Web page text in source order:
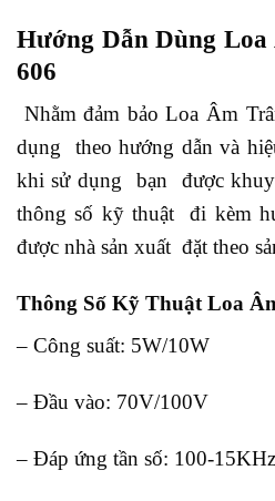
Hướng Dẫn Dùng
606
Nhằm đảm bảo Loa Âm
dụng theo hướng dẫn và
khi sử dụng bạn được
thông số kỹ thuật đi kèm
được nhà sản xuất đặt theo
Thông Số Kỹ Thuật Loa
– Công suất: 5W/10W
– Đầu vào: 70V/100V
– Đáp ứng tần số: 100-15KHz